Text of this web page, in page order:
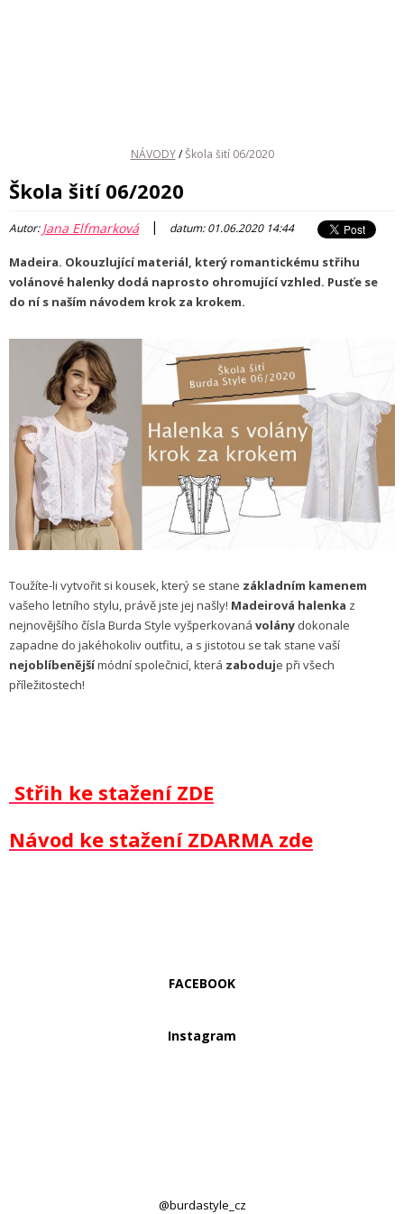
NÁVODY / Škola šití 06/2020
Škola šití 06/2020
Autor:Jana Elfmarková | datum: 01.06.2020 14:44
Madeira. Okouzlující materiál, který romantickému střihu
volánové halenky dodá naprosto ohromující vzhled. Pusťe se
do ní s naším návodem krok za krokem.
Toužíte-li vytvořit si kousek, který se stane základním kamenem
vašeho letního stylu, právě jste jej našly! Madeirová halenka z
nejnovějšího čísla Burda Style vyšperkovaná volány dokonale
zapadne do jakéhokoliv outfitu, a s jistotou se tak stane vaší
nejoblíbenějšímódní společnicí, která zaboduje při všech
příležitostech!
Střih ke stažení ZDE
Návod ke stažení ZDARMA zde
FACEBOOK
Instagram
@burdastyle_cz